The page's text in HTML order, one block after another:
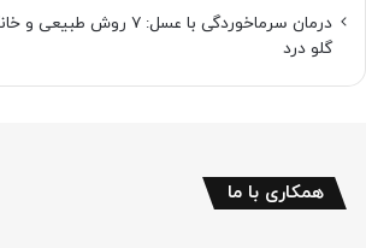
درمان سرماخوردگی با عسل: ۷
گلو درد
همکاری با ما